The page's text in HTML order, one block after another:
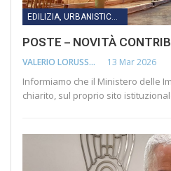
POSTE – NOVITÀ
VALERIO LORUSSO 13 Mar 2026
Informiamo che il Ministero delle
chiarito, sul proprio sito